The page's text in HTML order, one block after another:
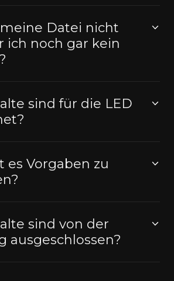
Datei nicht
ich noch gar kein
sind für die LED
es Vorgaben zu
sind von der
ausgeschlossen?